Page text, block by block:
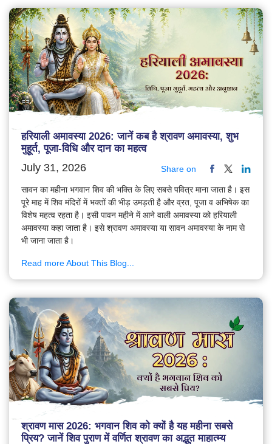
हरियाली अमावस्या 2026: जानें कब है श्रावण अमावस्या, शुभ
मुहूर्त, पूजा-विधि और दान का महत्व
July 31, 2026 Share on
सावन का महीना भगवान शिव की भक्ति के लिए सबसे पवित्र माना जाता है। इस
पूरे माह में शिव मंदिरों में भक्तों की भीड़ उमड़ती है और व्रत, पूजा व अभिषेक का
विशेष महत्व रहता है। इसी पावन महीने में आने वाली अमावस्या को हरियाली
अमावस्या कहा जाता है। इसे श्रावण अमावस्या या सावन अमावस्या के नाम से
भी जाना जाता है।
Read more About This Blog...
श्रावण मास 2026: भगवान शिव को क्यों है यह महीना सबसे
प्रिय? जानें शिव पुराण में वर्णित श्रावण का अद्भुत माहात्म्य